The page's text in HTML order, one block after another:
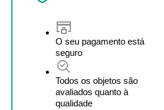
O seu pagamento está
seguro
Todos os objetos são
avaliados quanto à
qualidade